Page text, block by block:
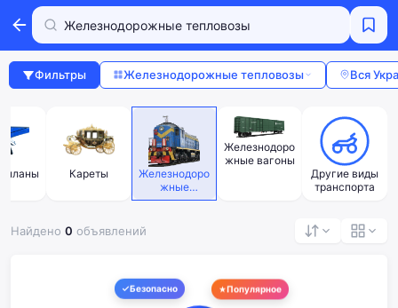
Фильтры Железнодорожные тепловозы Вся
Кареты
Железнодоро
жные
тепловозы
Железнодоро
жные вагоны
Другие виды
транспорта
Найдено 0 объявлений
Безопасно Популярное